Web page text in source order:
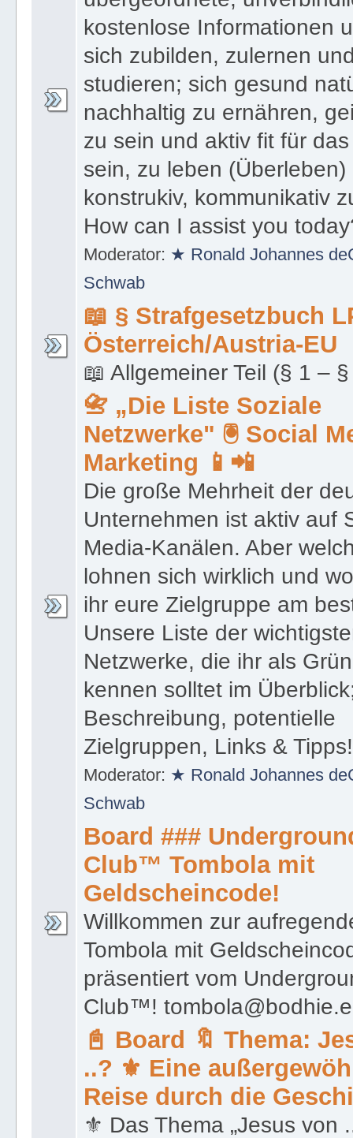
kostenlose Informationen
sich zubilden, zulernen
studieren; sich gesund
nachhaltig zu ernähren,
zu sein und aktiv fit für
sein, zu leben
konstrukiv, kommunikativ
How can I assist you
Moderator: ★ Ronald Johannes
Schwab
📖 § Strafgesetzbuch
Österreich/Austria-EU
📖 Allgemeiner Teil (§ 1 –
📇 „Die Liste Soziale
Netzwerke" 🖲 Social
Marketing 📱📲
Die große Mehrheit der
Unternehmen ist aktiv auf
Media-Kanälen. Aber
lohnen sich wirklich und
ihr eure Zielgruppe am
Unsere Liste der
Netzwerke, die ihr als
kennen solltet im
Beschreibung, potentielle
Zielgruppen, Links & Tipps!
Moderator: ★ Ronald Johannes
Schwab
Board ###
Club™ Tombola mit
Geldscheincode!
Willkommen zur
Tombola mit
präsentiert vom
Club™!
📓 Board 🔖 Thema:
..? ⚜ Eine
Reise durch die
⚜ Das Thema „Jesus von